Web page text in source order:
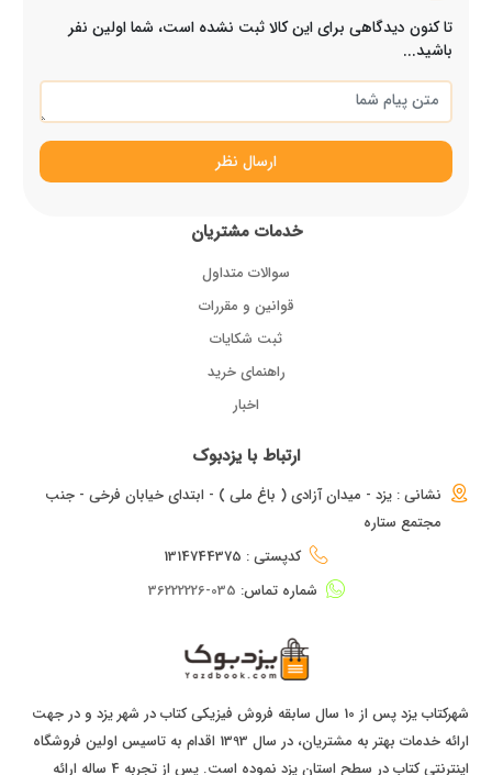
تا کنون دیدگاهی برای این کالا ثبت نشده است، شما اولین نفر
باشید...
ارسال نظر
خدمات مشتریان
سوالات متداول
قوانین و مقررات
ثبت شکایات
راهنمای خرید
اخبار
ارتباط با یزدبوک
نشانی : یزد - میدان آزادی ( باغ ملی ) - ابتدای خیابان فرخی - جنب
مجتمع ستاره
کدپستی : 1314744375
شماره تماس: 035-36222226
شهرکتاب یزد پس از 10 سال سابقه فروش فیزیکی کتاب در شهر یزد و در جهت
ارائه خدمات بهتر به مشتریان، در سال 1393 اقدام به تاسیس اولین فروشگاه
اینترنتی کتاب در سطح استان یزد نموده است. پس از تجربه 4 ساله ارائه